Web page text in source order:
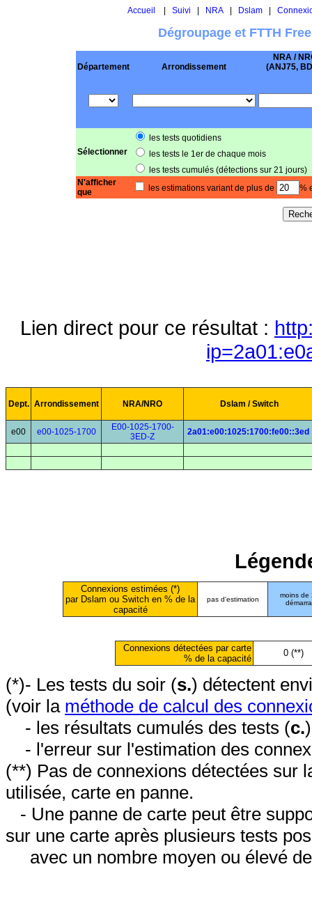
Accueil Suivi NRA| Dslam|
Dégroupage et FTTH
Département Arrondissement
NRA /
(ANJ75,
Sélectionner
les tests quotidiens
les tests le 1er de chaque mois
les tests cumulés (détections sur 21 jours)
N'afficher
que
les estimations variant de plus de %
Lien direct pour ce résultat :
Dept. Arrondissement NRA/NRO Dslam / Switch
e00 e00-1025-1700
E00-1025-1700-
3ED-Z
2a01:e00:1025:1700:fe00::3ed
Connexions estimées (*)
par Dslam ou Switch en % de la
capacité
pas d'estimation
moins de
Connexions détectées par carte
% de la capacité
0 (**)
(*)- Les tests du soir (s.) détectent
(voir la méthode de calcul des
- les résultats cumulés des tests (c.
- l'erreur sur l'estimation des
(**) Pas de connexions détectées sur
utilisée, carte en panne.
- Une panne de carte peut être
sur une carte après plusieurs tests
avec un nombre moyen ou élevé